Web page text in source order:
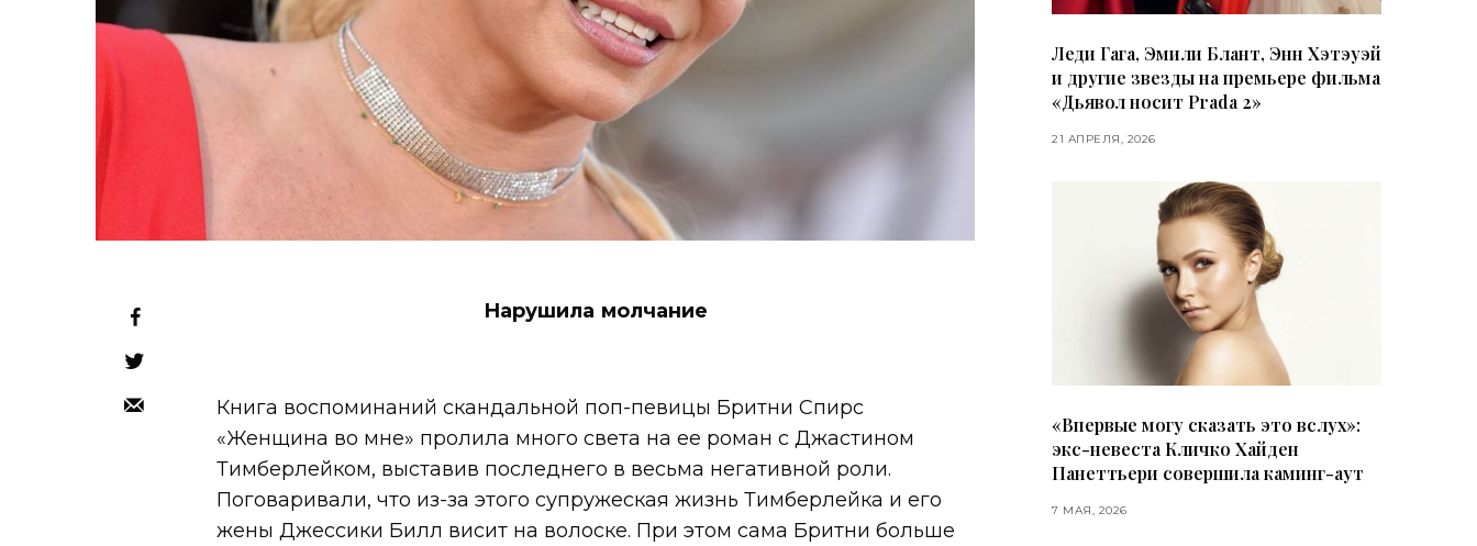
Нарушила молчание
Книга воспоминаний скандальной поп-певицы Бритни Спирс
«Женщина во мне» пролила много света на ее роман с Джастином
Тимберлейком, выставив последнего в весьма негативной роли.
Поговаривали, что из-за этого супружеская жизнь Тимберлейка и его
жены Джессики Билл висит на волоске. При этом сама Бритни больше
Леди Гага, Эмили Блант, Энн Хэтэуэй
и другие звезды на премьере фильма
«Дьявол носит Prada 2»
21 АПРЕЛЯ, 2026
«Впервые могу сказать это вслух»:
экс-невеста Кличко Хайден
Панеттьери совершила каминг-аут
7 МАЯ, 2026